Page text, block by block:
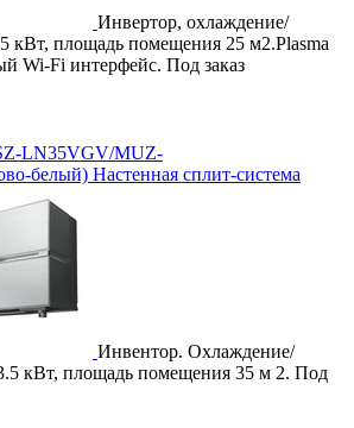
Инвертор, охлаждение/
кВт, площадь помещения 25 м2.Plasma
Wi-Fi интерфейс. Под заказ
LN35VGV/MUZ-
белый) Настенная сплит-система
Инвентор. Охлаждение/
кВт, площадь помещения 35 м 2. Под